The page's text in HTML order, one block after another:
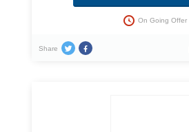
On Going Offer
Share